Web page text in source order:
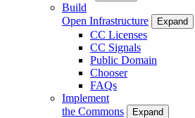
Build
Open Infrastructure
Expand
CC Licenses
CC Signals
Public Domain
Chooser
FAQs
Implement
the Commons
Expand